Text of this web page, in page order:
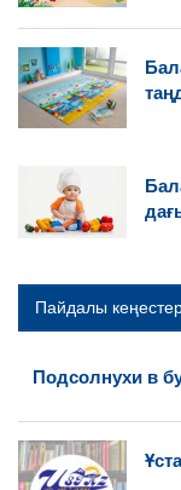
Пайдалы
Подсолнухи в